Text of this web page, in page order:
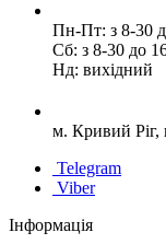
Пн-Пт: з 8-30
Сб: з 8-30 до
Нд: вихідний
м. Кривий Ріг,
Telegram
Viber
Інформація